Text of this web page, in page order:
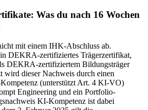
Was du nach 16 Wochen
mit einem IHK-Abschluss ab.
DEKRA-zertifiziertes Trägerzertifikat,
DEKRA-zertifiziertem Bildungsträger
wird dieser Nachweis durch einen
(unterstützt Art. 4 KI-VO)
Engineering und ein Portfolio-
KI-Kompetenz ist dabei